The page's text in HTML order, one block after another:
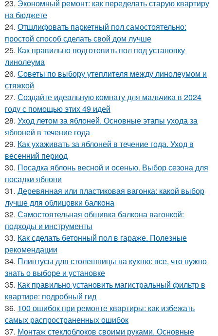
23. Экономный ремонт: как переделать старую квартиру
на бюджете
24. Отшлифовать паркетный пол самостоятельно:
простой способ сделать свой дом лучше
25. Как правильно подготовить пол под установку
линолеума
26. Советы по выбору утеплителя между линолеумом и
стяжкой
27. Создайте идеальную комнату для мальчика в 2024
году с помощью этих 49 идей
28. Уход летом за яблоней. Основные этапы ухода за
яблоней в течение года
29. Как ухаживать за яблоней в течение года. Уход в
весенний период
30. Посадка яблонь весной и осенью. Выбор сезона для
посадки яблони
31. Деревянная или пластиковая вагонка: какой выбор
лучше для облицовки балкона
32. Самостоятельная обшивка балкона вагонкой:
подходы и инструменты
33. Как сделать бетонный пол в гараже. Полезные
рекомендации
34. Плинтусы для столешницы на кухню: все, что нужно
знать о выборе и установке
35. Как правильно установить магистральный фильтр в
квартире: подробный гид
36. 100 ошибок при ремонте квартиры: как избежать
самых распространенных ошибок
37. Монтаж стеклоблоков своими руками. Основные